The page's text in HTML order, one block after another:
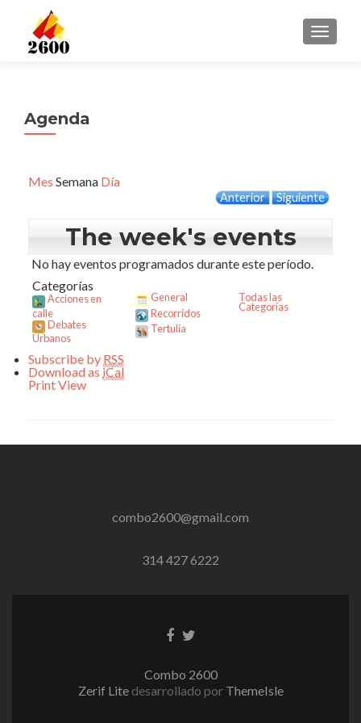
Agenda
Mes Semana Día
Anterior Siguiente
The week's events
No hay eventos programados durante este período.
Categorías
Acciones en
calle
Debates
Urbanos
General
Recorridos
Tertulia
Todas las
Categorías
Subscribe by RSS
Download as iCal
PrintView
combo2600@gmail.com
314 427 6222
EnlaceEnlace
Combo 2600
Zerif Lite desarrollado por ThemeIsle